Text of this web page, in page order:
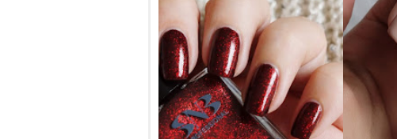
ДА
ПОСРЕЩНЕ
М КОЛЕДА
СЪС SNB
MARINA